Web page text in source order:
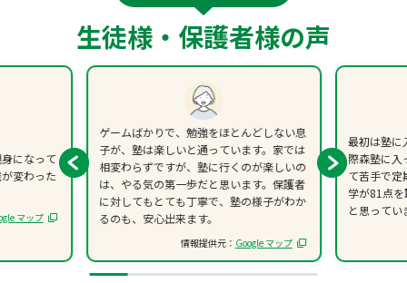
生徒様・保護者様の声
になって
変わった
マップ
ゲームばかりで、勉強をほとんどしない息
子が、塾は楽しいと通っています。家では
相変わらずですが、塾に行くのが楽しいの
は、やる気の第一歩だと思います。保護者
に対してもとても丁寧で、塾の様子がわか
るのも、安心出来ます。
情報提供元： Google マップ
最初は塾に
際森塾に入
て苦手で定
学が81点
と思ってい